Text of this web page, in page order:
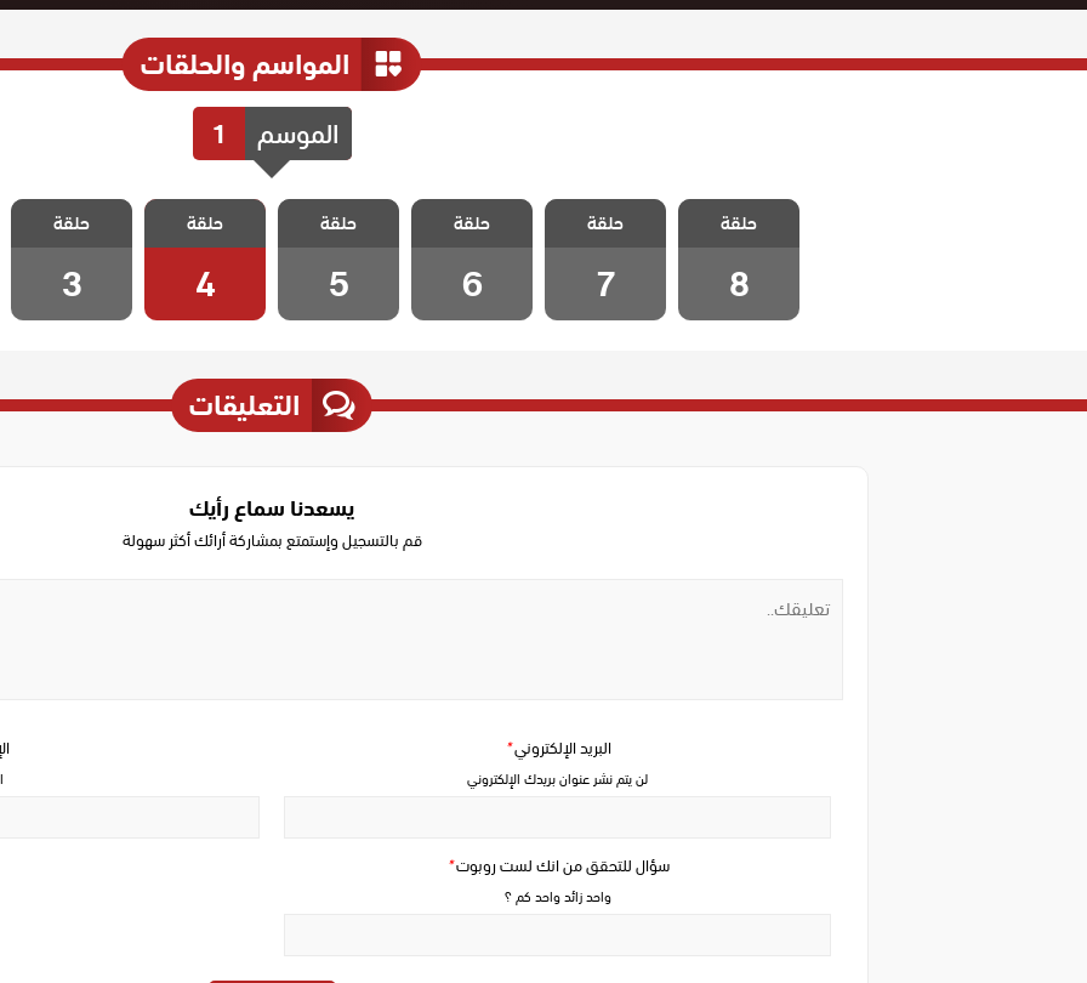
المواسم والحلقات
الموسم 1
مسلسل القبيحة
الحلقة 8
حلقة
8
مسلسل القبيحة
الحلقة 7
حلقة
7
مسلسل القبيحة
الحلقة 6
حلقة
6
مسلسل القبيحة
الحلقة 5
حلقة
5
مسلسل القبيحة
الحلقة 4
حلقة
4
مسلسل القبيحة
الحلقة 3
حلقة
3
التعليقات
يسعدنا سماع رأيك
قم بالتسجيل وإستمتع بمشاركة أرائك أكثر سهولة
سؤال للتحقق من انك لست روبوت*
واحد زائد واحد كم ؟
البريد الإلكتروني*
لن يتم نشر عنوان بريدك الإلكتروني